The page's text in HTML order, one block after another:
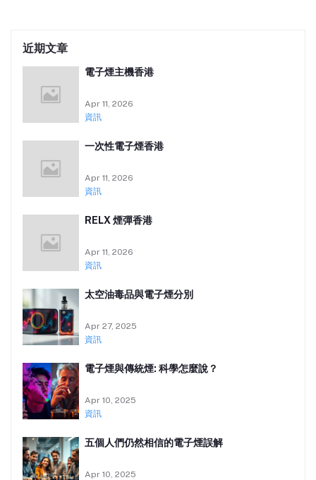
近期文章
電子煙主機香港
Apr 11, 2026
資訊
一次性電子煙香港
Apr 11, 2026
資訊
RELX 煙彈香港
Apr 11, 2026
資訊
太空油毒品與電子煙分別
Apr 27, 2025
資訊
電子煙與傳統煙: 科學怎麼說？
Apr 10, 2025
資訊
五個人們仍然相信的電子煙誤解
Apr 10, 2025